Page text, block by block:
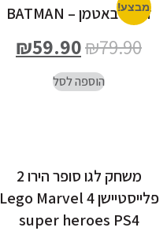
מבצע!
דמות באטמן – BATMAN
₪79.90
₪59.90
הוספה לסל
משחק לגו סופר הירו 2
פלייסטיישן 4 Lego Marvel
super heroes PS4